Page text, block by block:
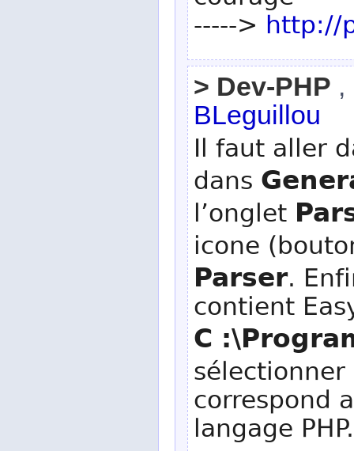
-----> http://
> Dev-PHP ,
BLeguillou
Il faut aller
dans
l’onglet
icone
Parser.
contient
C
correspond
langage PHP.